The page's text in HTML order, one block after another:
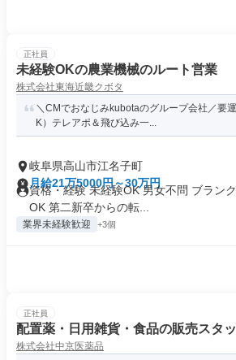
正社員
未経験OKの農業機械のルート営業
株式会社東海近畿クボタ
＼CMでおなじみkubotaのグループ会社／要
K）テレアポ＆飛び込み一...
岐阜県高山市江名子町
月給21万5000円～30万円
資格・経験 未経験OK 男女不問 ブラン
OK 第二新卒からの転...
業界未経験歓迎 +3個
正社員
配置薬・日用雑貨・食品の販売スタ
株式会社中京医薬品